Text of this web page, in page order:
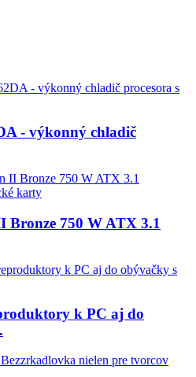
- výkonný chladič
750 W ATX 3.1
k PC aj do